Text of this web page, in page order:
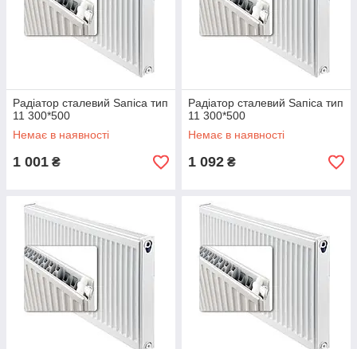
Радіатор сталевий Ѕапіса тип
11 300*500
Немає в наявності
1 001 ₴
Радіатор сталевий Ѕапіса тип
11 300*500
Немає в наявності
1 092 ₴